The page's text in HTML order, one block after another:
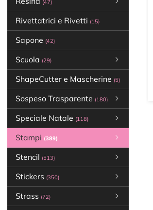
(47)
Rivettatrici e Rivetti (15)
Sapone (42)
Scuola (29)
ShapeCutter e Mascherine (5)
Sospeso Trasparente (180)
Speciale Natale (118)
Stampi (389)
Stencil (513)
Stickers (350)
Strass (72)